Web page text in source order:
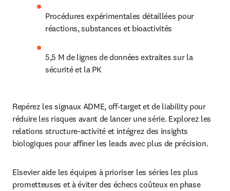
Procédures expérimentales détaillées pour
réactions, substances et bioactivités
5,5 M de lignes de données extraites sur la
sécurité et la PK
Repérez les signaux ADME, off-target et de liability pour
réduire les risques avant de lancer une série. Explorez les
relations structure-activité et intégrez des insights
biologiques pour affiner les leads avec plus de précision.
Elsevier aide les équipes à prioriser les séries les plus
prometteuses et à éviter des échecs coûteux en phase